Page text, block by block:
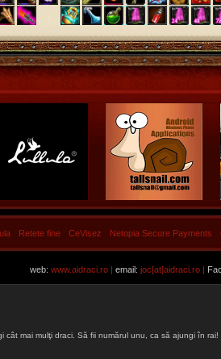
Retete fine CeVisez Netopia Secure Payments
web: www.aidraci.ro | email: joc[at]aidraci.ro |
cât mai mulţi draci. Să fii numărul unu, ca să ajungi în